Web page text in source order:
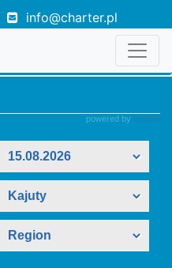
info@charter.pl